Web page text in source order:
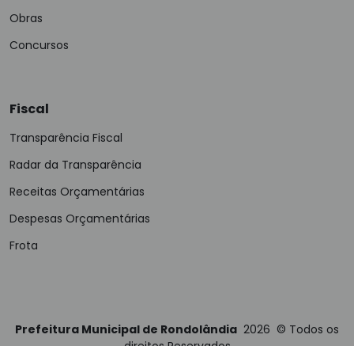
Obras
Concursos
Fiscal
Transparência Fiscal
Radar da Transparência
Receitas Orçamentárias
Despesas Orçamentárias
Frota
Prefeitura Municipal de Rondolândia 2026 © Todos os